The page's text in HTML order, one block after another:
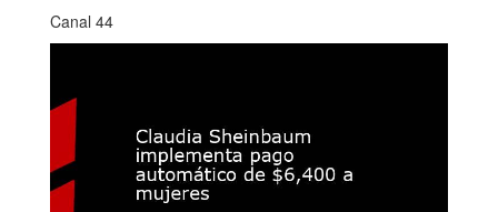
Canal 44